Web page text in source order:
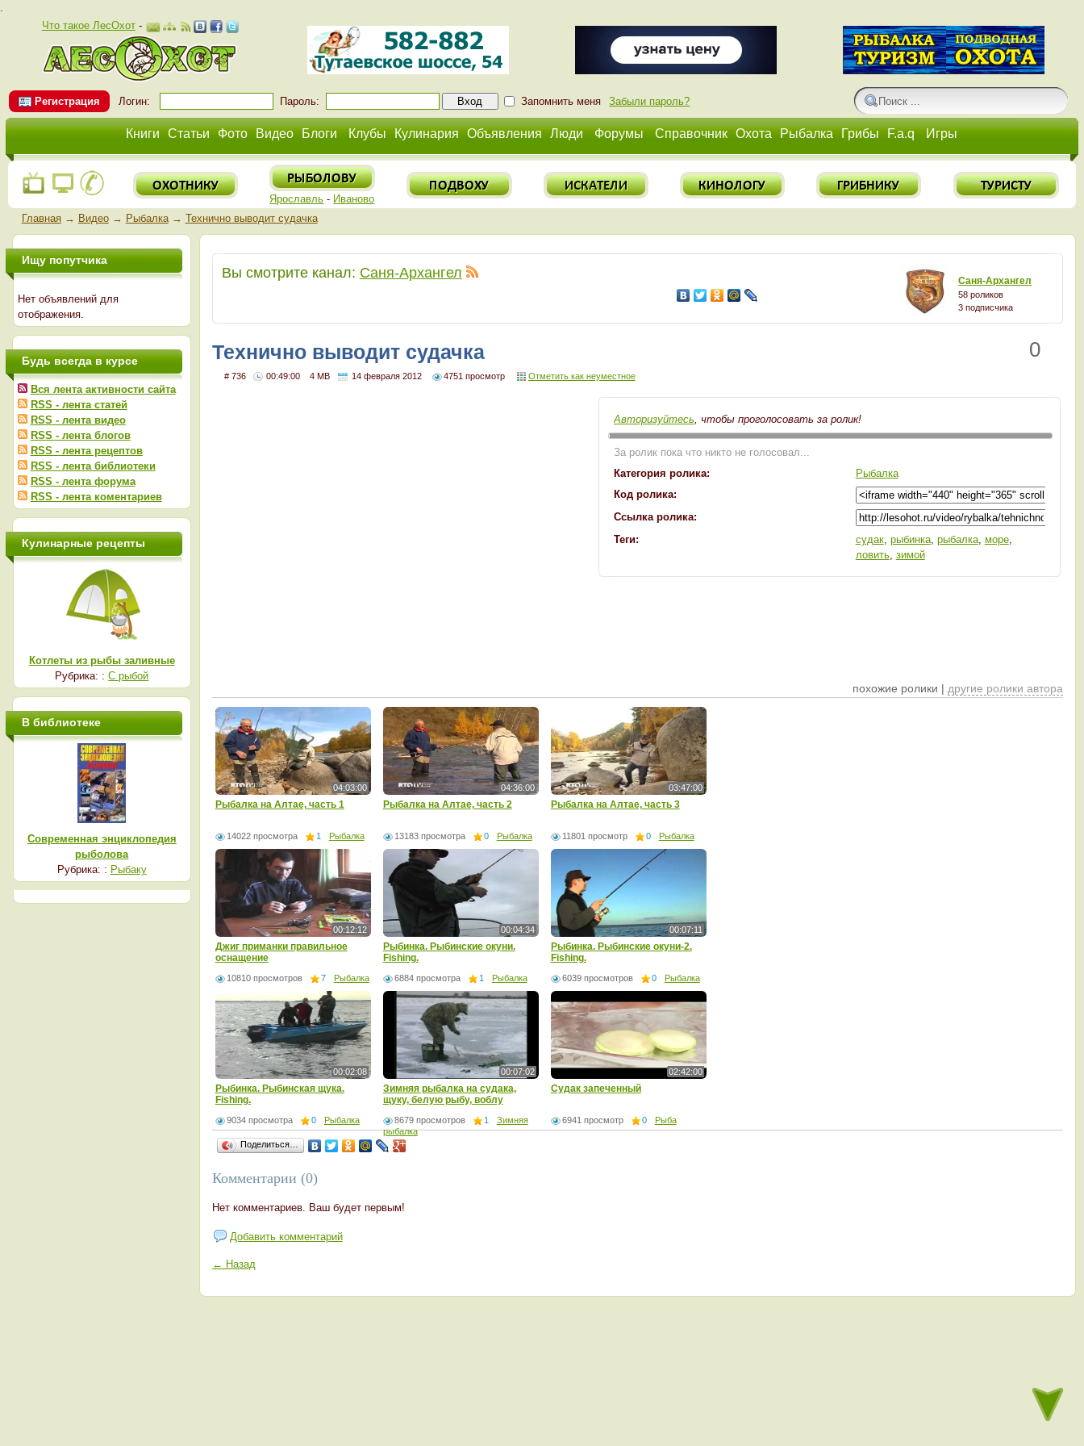
.
Что такое ЛесОхот-
Регистрация Логин: Пароль: Запомнить меня Забыли пароль?
Книги Статьи Фото Видео Блоги Клубы Кулинария Объявления Люди Форумы Справочник Охота Рыбалка Грибы F.a.q Игры
Ярославль - Иваново
Главная→ Видео→ Рыбалка→ Технично выводит судачка
Вы смотрите канал: Саня-Архангел Саня-Архангел
58 роликов
3 подписчика
0
Технично выводит судачка
# 736 00:49:00 4 MB 14 февраля 2012 4751 просмотр Отметить как неуместное
Авторизуйтесь , чтобы проголосовать за ролик!
За ролик пока что никто не голосовал...
Категория ролика:
Рыбалка
Код ролика:
Ссылка ролика:
Теги:
судак, рыбинка, рыбалка, море,
ловить, зимой
похожие ролики | другие ролики автора
04:03:00
Рыбалка на Алтае, часть 1
14022 просмотра 1 Рыбалка
04:36:00
Рыбалка на Алтае, часть 2
13183 просмотра 0 Рыбалка
03:47:00
Рыбалка на Алтае, часть 3
11801 просмотр 0 Рыбалка
00:12:12
Джиг приманки правильное
оснащение
10810 просмотров 7 Рыбалка
00:04:34
Рыбинка. Рыбинские окуни.
Fishing.
6884 просмотра 1 Рыбалка
00:07:11
Рыбинка. Рыбинские окуни-2.
Fishing.
6039 просмотров 0 Рыбалка
00:02:08
Рыбинка. Рыбинская щука.
Fishing.
9034 просмотра 0 Рыбалка
00:07:02
Зимняя рыбалка на судака,
щуку, белую рыбу, воблу
8679 просмотров 1
Зимняя
рыбалка
02:42:00
Судак запеченный
6941 просмотр 0 Рыба
Поделиться…
Комментарии (0)
Нет комментариев. Ваш будет первым!
Добавить комментарий
← Назад
Ищу попутчика
Нет объявлений для
отображения.
Будь всегда в курсе
Вся лента активности сайта
RSS - лента статей
RSS - лента видео
RSS - лента блогов
RSS - лента рецептов
RSS - лента библиотеки
RSS - лента форума
RSS - лента коментариев
Кулинарные рецепты
Котлеты из рыбы заливные
Рубрика: :С рыбой
В библиотеке
Современная энциклопедия
рыболова
Рубрика: : Рыбаку